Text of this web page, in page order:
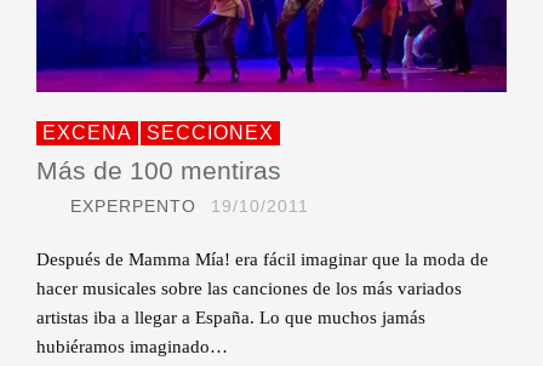
EXCENA SECCIONEX
Más de 100 mentiras
EXPERPENTO 19/10/2011
Después de Mamma Mía! era fácil imaginar que la moda de
hacer musicales sobre las canciones de los más variados
artistas iba a llegar a España. Lo que muchos jamás
hubiéramos imaginado…